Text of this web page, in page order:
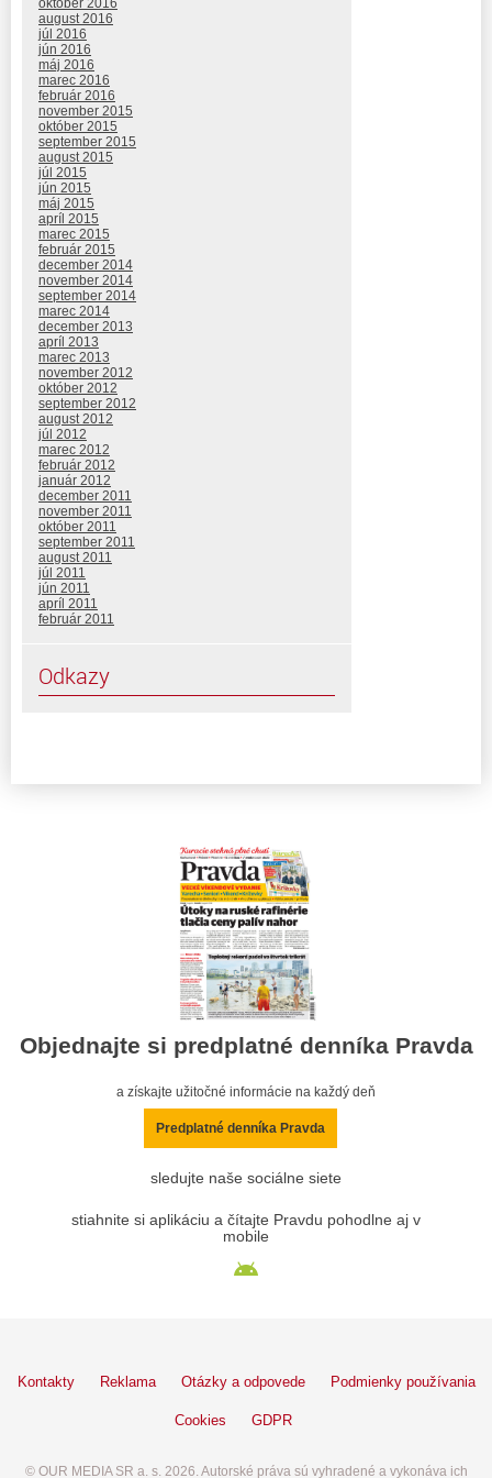
august 2016
júl 2016
jún 2016
máj 2016
marec 2016
február 2016
november 2015
október 2015
september 2015
august 2015
júl 2015
jún 2015
máj 2015
apríl 2015
marec 2015
február 2015
december 2014
november 2014
september 2014
marec 2014
december 2013
apríl 2013
marec 2013
november 2012
október 2012
september 2012
august 2012
júl 2012
marec 2012
február 2012
január 2012
december 2011
november 2011
október 2011
september 2011
august 2011
júl 2011
jún 2011
apríl 2011
február 2011
Odkazy
Objednajte si predplatné denníka Pravda
a získajte užitočné informácie na každý deň
Predplatné denníka Pravda
sledujte naše sociálne siete
stiahnite si aplikáciu a čítajte Pravdu pohodlne aj v
mobile
Kontakty Reklama Otázky a odpovede Podmienky používania
Cookies GDPR
© OUR MEDIA SR a. s. 2026. Autorské práva sú vyhradené a vykonáva ich